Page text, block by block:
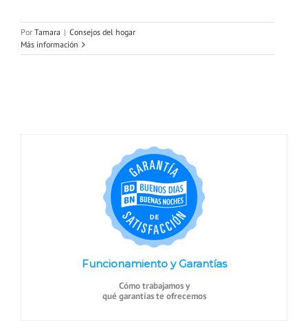
Por Tamara | Consejos del hogar
Más información
Funcionamiento y Garantías
Cómo trabajamos y
qué garantías te ofrecemos